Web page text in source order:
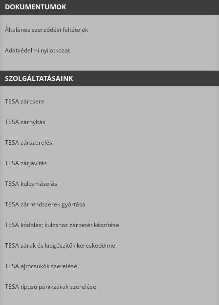
DOKUMENTUMOK
Általános szerződési feltételek
Adatvédelmi nyilatkozat
SZOLGÁLTATÁSAINK
TESA zárcsere
TESA zárnyitás
TESA zárszerelés
TESA zárjavítás
TESA kulcsmásolás
TESA zárrendszerek gyártása
TESA kódolás; kulcshoz zárbetét készítése
TESA zárak és kiegészítők kereskedelme
TESA ajtócsukók szerelése
TESA típusú pánikzárak szerelése